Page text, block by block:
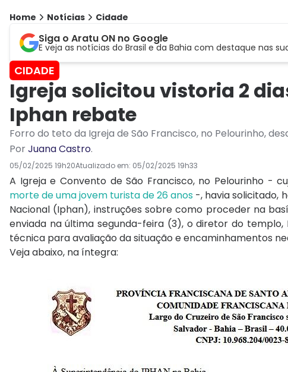
Home Notícias Cidade
Siga o Aratu ON no Google
E veja as notícias do Brasil e da Bahia com destaque nas
CIDADE
Igreja solicitou vistoria 2
Iphan rebate
Forro do teto da Igreja de São Francisco, no Pelourinho,
PorJuana Castro.
05/02/2025 19h20Atualizado em: 05/02/2025 19h33
A Igreja e Convento de São Francisco, no Pelourinho -
morte de uma jovem turista de 26 anos -, havia solicitado,
Nacional (Iphan), instruções sobre como proceder na
enviada na última segunda-feira (3), o diretor do templo,
técnica para avaliação da situação e encaminhamentos
Veja abaixo, na íntegra: